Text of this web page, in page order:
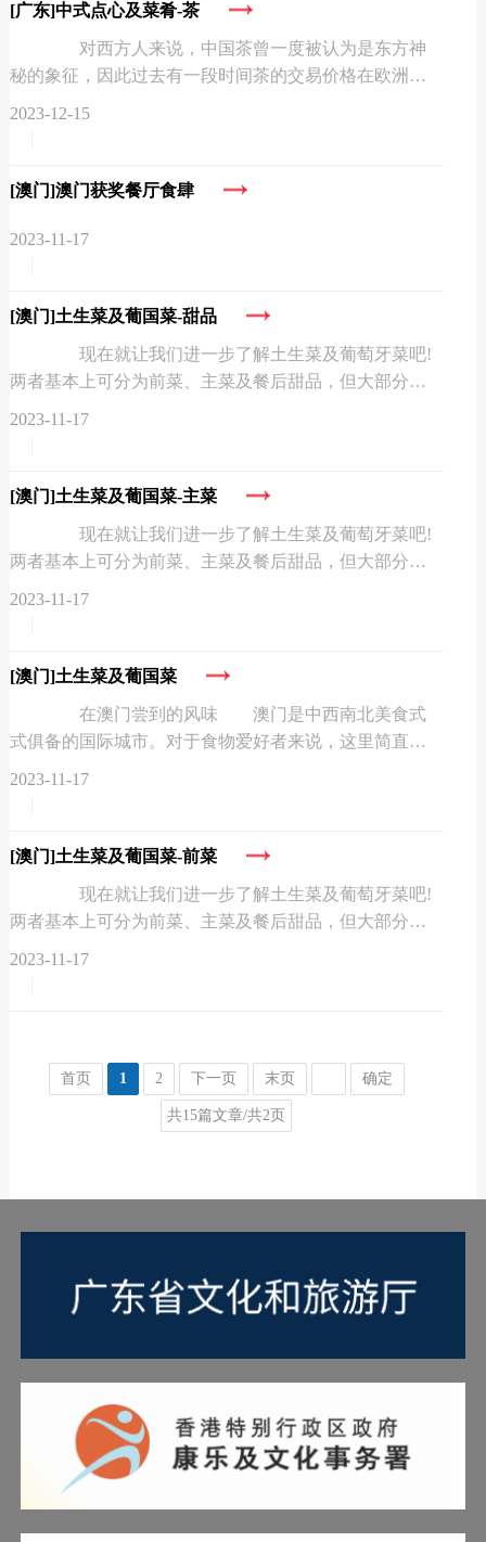
[广东]中式点心及菜肴-茶
对西方人来说，中国茶曾一度被认为是东方神
秘的象征，因此过去有一段时间茶的交易价格在欧洲市
2023-12-15
[澳门]澳门获奖餐厅食肆
2023-11-17
[澳门]土生菜及葡国菜-甜品
现在就让我们进一步了解土生菜及葡萄牙菜吧!
两者基本上可分为前菜、主菜及餐后甜品，但大部分餐
2023-11-17
[澳门]土生菜及葡国菜-主菜
现在就让我们进一步了解土生菜及葡萄牙菜吧!
两者基本上可分为前菜、主菜及餐后甜品，但大部分餐
2023-11-17
[澳门]土生菜及葡国菜
在澳门尝到的风味 澳门是中西南北美食式
式俱备的国际城市。对于食物爱好者来说，这里简直就
2023-11-17
[澳门]土生菜及葡国菜-前菜
现在就让我们进一步了解土生菜及葡萄牙菜吧!
两者基本上可分为前菜、主菜及餐后甜品，但大部分餐
2023-11-17
首页 1 2 下一页 末页 确定
共15篇文章/共2页